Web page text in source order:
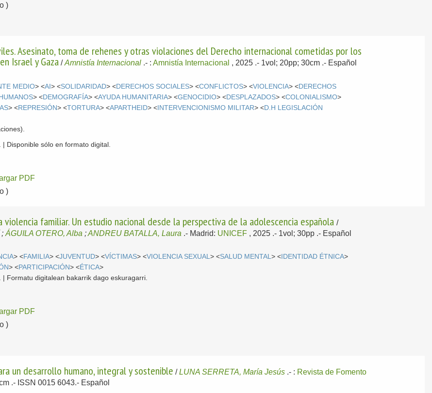
)
Asesinato, toma de rehenes y otras violaciones del Derecho internacional cometidas por los
Israel y Gaza /Amnistía Internacional .- :Amnistía Internacional , 2025 .- 1vol; 20pp; 30cm .- Español
MEDIO> <AI> <SOLIDARIDAD> <DERECHOS SOCIALES> <CONFLICTOS> <VIOLENCIA> <DERECHOS
> <DEMOGRAFÍA> <AYUDA HUMANITARIA> <GENOCIDIO> <DESPLAZADOS> <COLONIALISMO>
> <REPRESIÓN> <TORTURA> <APARTHEID> <INTERVENCIONISMO MILITAR> <D.H LEGISLACIÓN
Disponible sólo en formato digital.
PDF
)
violencia familiar. Un estudio nacional desde la perspectiva de la adolescencia española/
;ÁGUILA OTERO, Alba ;ANDREU BATALLA, Laura .- Madrid: UNICEF , 2025 .- 1vol; 30pp .- Español
> <FAMILIA> <JUVENTUD> <VÍCTIMAS> <VIOLENCIA SEXUAL> <SALUD MENTAL> < IDENTIDAD ÉTNICA>
> <PARTICIPACIÓN> <ÉTICA>
| Formatu digitalean bakarrik dago eskuragarri.
PDF
)
un desarrollo humano, integral y sostenible /LUNA SERRETA, María Jesús .- : Revista de Fomento
.- ISSN 0015 6043.- Español